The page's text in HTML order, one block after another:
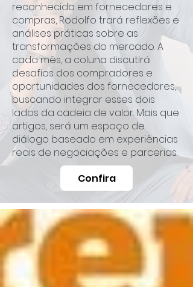
reconhecida em fornecedores e
compras, Rodolfo trará reflexões e
análises práticas sobre as
transformações do mercado. A
cada mês, a coluna discutirá
desafios dos compradores e
oportunidades dos fornecedores,
buscando integrar esses dois
lados da cadeia de valor. Mais que
artigos, será um espaço de
diálogo baseado em experiências
reais de negociações e parcerias.
Confira